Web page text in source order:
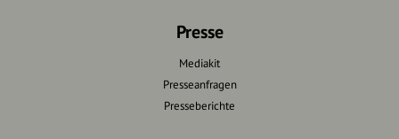
Presse
Mediakit
Presseanfragen
Presseberichte